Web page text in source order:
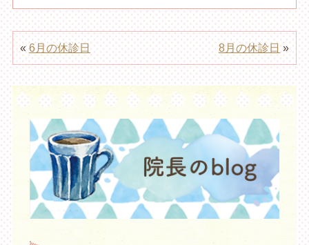
«6月の休診日 8月の休診日»